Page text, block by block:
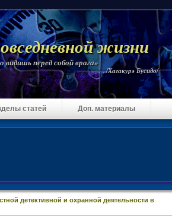
детективной и охранной деятельности в
жизни
видишь перед собой врага»
/Хагакурэ Бусидо/
статей Доп. материалы